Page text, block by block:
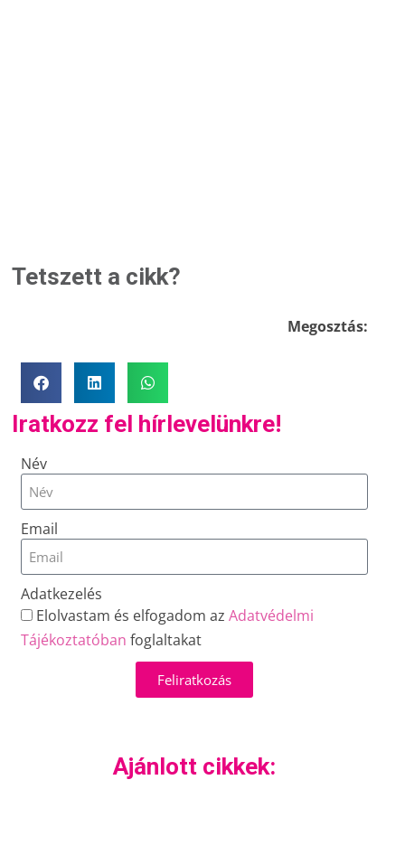
Tetszett a cikk?
Megosztás:
Iratkozz fel hírlevelünkre!
Név
Email
Adatkezelés
Elolvastam és elfogadom azAdatvédelmi
Tájékoztatóban foglaltakat
Feliratkozás
Ajánlott cikkek: